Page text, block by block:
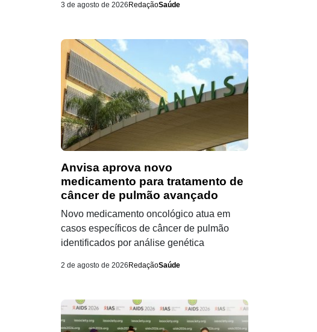
3 de agosto de 2026 RedaçãoSaúde
Anvisa aprova novo
medicamento para tratamento de
câncer de pulmão avançado
Novo medicamento oncológico atua em
casos específicos de câncer de pulmão
identificados por análise genética
2 de agosto de 2026 RedaçãoSaúde